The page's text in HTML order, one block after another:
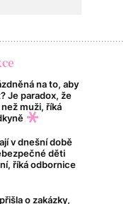
na to, aby
Je paradox, že
muži, říká
v dnešní době
děti
říká odbornice
o zakázky,